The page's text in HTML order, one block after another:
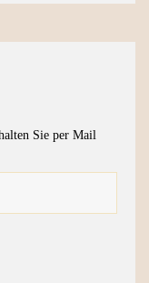
Sie per Mail